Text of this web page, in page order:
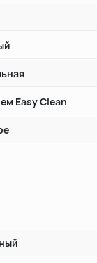
Easy Clean